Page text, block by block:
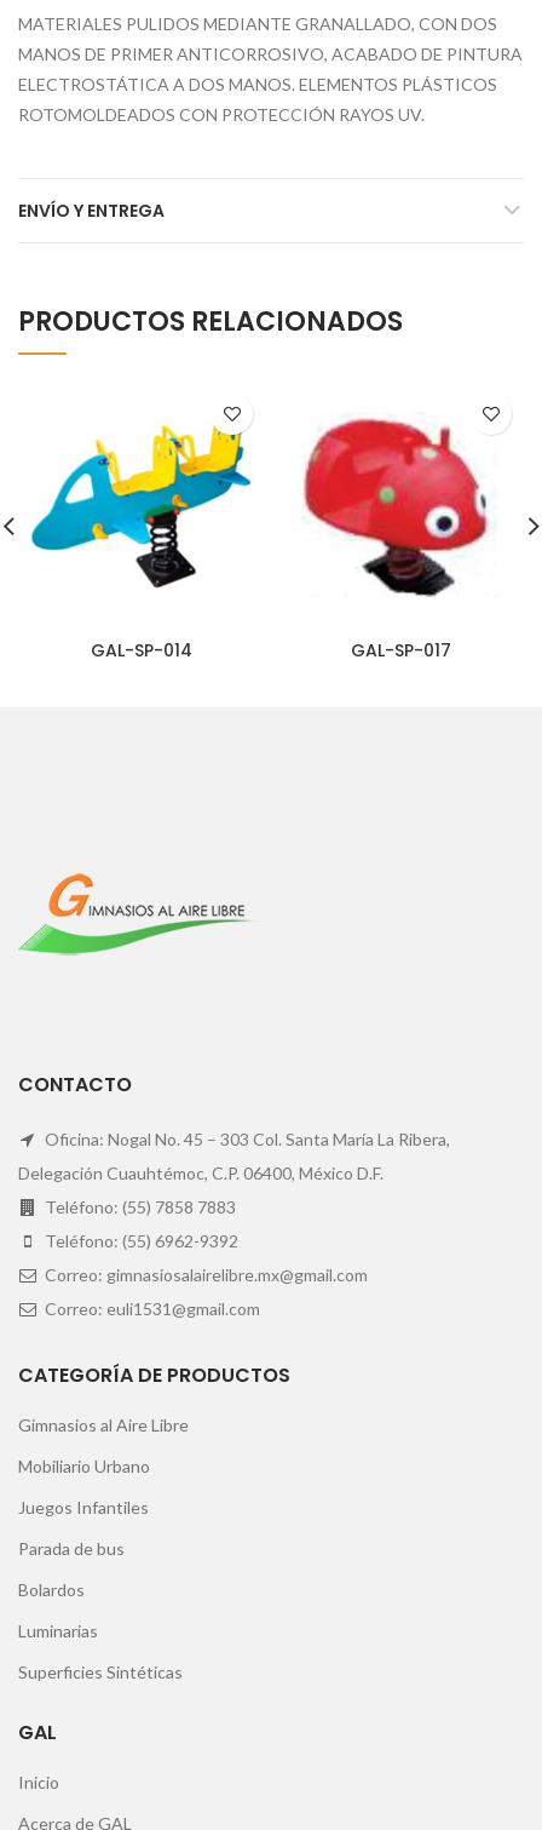
MATERIALES PULIDOS MEDIANTE GRANALLADO, CON DOS
MANOS DE PRIMER ANTICORROSIVO, ACABADO DE PINTURA
ELECTROSTÁTICA A DOS MANOS. ELEMENTOS PLÁSTICOS
ROTOMOLDEADOS CON PROTECCIÓN RAYOS UV.
ENVÍO Y ENTREGA
PRODUCTOS RELACIONADOS
GAL-SP-014 GAL-SP-017
CONTACTO
Oficina: Nogal No. 45 – 303 Col. Santa María La Ribera,
Delegación Cuauhtémoc, C.P. 06400, México D.F.
Teléfono: (55) 7858 7883
Teléfono: (55) 6962-9392
Correo: gimnasiosalairelibre.mx@gmail.com
Correo: euli1531@gmail.com
CATEGORÍA DE PRODUCTOS
Gimnasios al Aire Libre
Mobiliario Urbano
Juegos Infantiles
Parada de bus
Bolardos
Luminarias
Superficies Sintéticas
GAL
Inicio
Acerca de GAL